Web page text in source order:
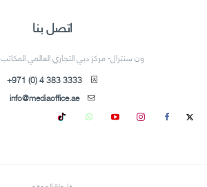
اتصل بنا
ون سنترال- مركز دبي التجاري العالمي المكاتب 2- الطابق 7
+971 (0) 4 383 3333
info@mediaoffice.ae